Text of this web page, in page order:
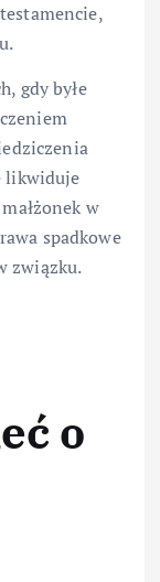
gdy byłe
likwiduje
w
spadkowe
związku.
o